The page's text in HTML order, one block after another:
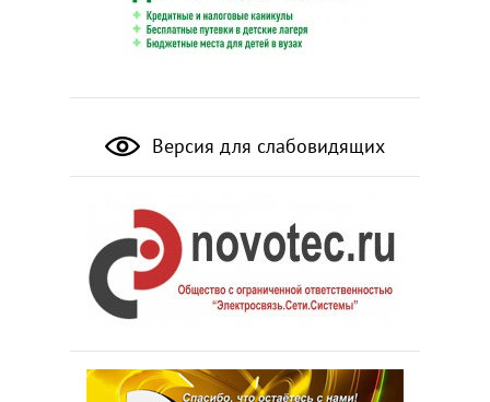
Версия для слабовидящих